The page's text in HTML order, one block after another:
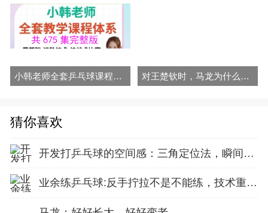
小韩老师全套乒乓球课程视频勾手发球拉球 拧拉 对付长胶 对王楚钦时，马龙为什么要改用逆旋转发球？
猜你喜欢
开发打乒乓球的空间感：三角定位法，瞬间找准最佳击球点
业余练乒乓球:反手拧拉不是不能练，技术重点就不在手上